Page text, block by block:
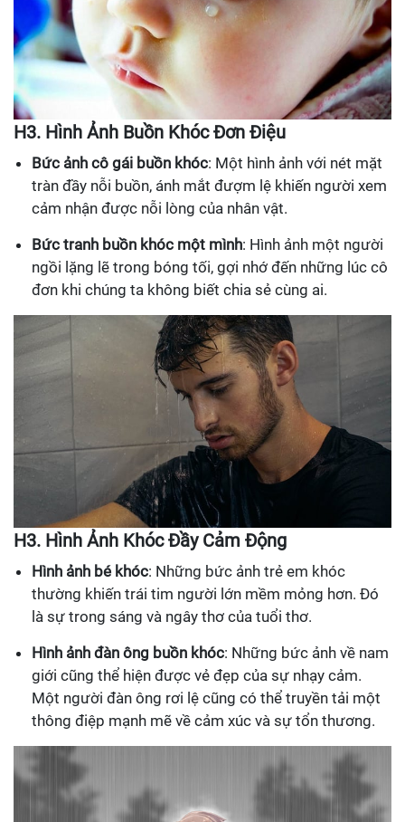
H3. Hình Ảnh Buồn Khóc Đơn Điệu
Bức ảnh cô gái buồn khóc: Một hình ảnh với nét mặt
tràn đầy nỗi buồn, ánh mắt đượm lệ khiến người xem
cảm nhận được nỗi lòng của nhân vật.
Bức tranh buồn khóc một mình: Hình ảnh một người
ngồi lặng lẽ trong bóng tối, gợi nhớ đến những lúc cô
đơn khi chúng ta không biết chia sẻ cùng ai.
H3. Hình Ảnh Khóc Đầy Cảm Động
Hình ảnh bé khóc: Những bức ảnh trẻ em khóc
thường khiến trái tim người lớn mềm mỏng hơn. Đó
là sự trong sáng và ngây thơ của tuổi thơ.
Hình ảnh đàn ông buồn khóc: Những bức ảnh về nam
giới cũng thể hiện được vẻ đẹp của sự nhạy cảm.
Một người đàn ông rơi lệ cũng có thể truyền tải một
thông điệp mạnh mẽ về cảm xúc và sự tổn thương.